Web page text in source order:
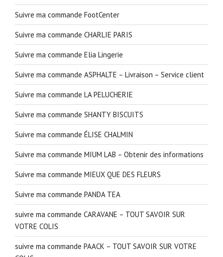
Suivre ma commande FootCenter
Suivre ma commande CHARLIE PARIS
Suivre ma commande Elia Lingerie
Suivre ma commande ASPHALTE – Livraison – Service client
Suivre ma commande LA PELUCHERIE
Suivre ma commande SHANTY BISCUITS
Suivre ma commande ÉLISE CHALMIN
Suivre ma commande MIUM LAB – Obtenir des informations
Suivre ma commande MIEUX QUE DES FLEURS
Suivre ma commande PANDA TEA
suivre ma commande CARAVANE – TOUT SAVOIR SUR
VOTRE COLIS
suivre ma commande PAACK – TOUT SAVOIR SUR VOTRE